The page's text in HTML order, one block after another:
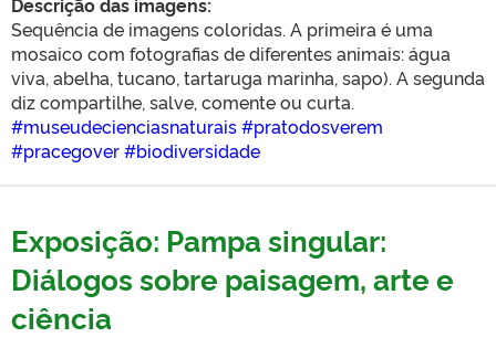
Sequência de imagens coloridas. A primeira é uma
mosaico com fotografias de diferentes animais: água
viva, abelha, tucano, tartaruga marinha, sapo). A segunda
diz compartilhe, salve, comente ou curta.
#museudecienciasnaturais#pratodosverem
#pracegover#biodiversidade
Exposição: Pampa singular:
Diálogos sobre paisagem, arte e
ciência